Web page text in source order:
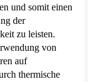
und somit einen
der
zu leisten.
von
auf
thermische